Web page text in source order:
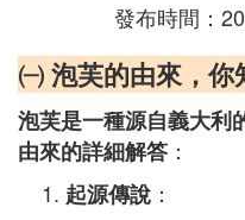
發布時間：
㈠ 泡芙的由來，你
泡芙是一種源自義大利
由來的詳細解答 ：
起源傳說 ：